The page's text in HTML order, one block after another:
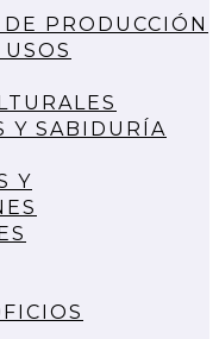
PRODUCCIÓN
Y SABIDURÍA
Y